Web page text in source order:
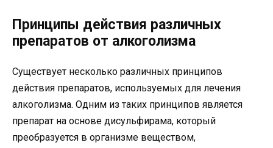
Принципы действия различных
препаратов от алкоголизма
Существует несколько различных принципов
действия препаратов, используемых для лечения
алкоголизма. Одним из таких принципов является
препарат на основе дисульфирама, который
преобразуется в организме веществом,